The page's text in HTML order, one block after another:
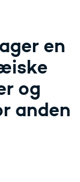
en
og
anden